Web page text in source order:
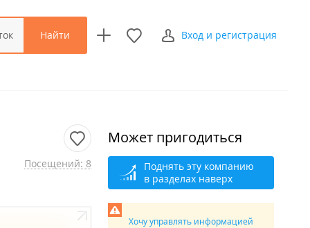
Найти Вход и регистрация
Посещений: 8
Может пригодиться
Поднять эту компанию
в разделах наверх
Хочу управлять информацией